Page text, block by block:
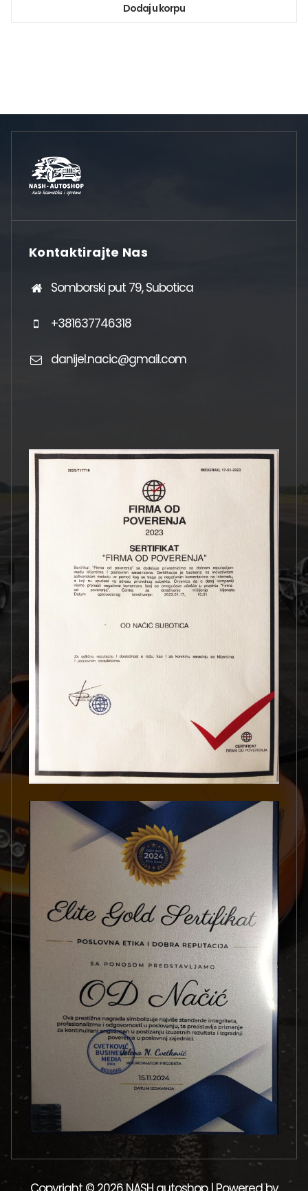
Dodaj u korpu
Kontaktirajte Nas
Somborski put 79, Subotica
+381637746318
danijel.nacic@gmail.com